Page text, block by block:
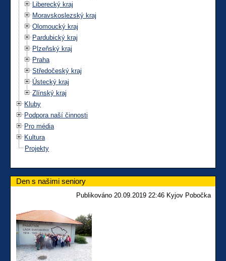
Liberecký kraj
Moravskoslezský kraj
Olomoucký kraj
Pardubický kraj
Plzeňský kraj
Praha
Středočeský kraj
Ústecký kraj
Zlínský kraj
Kluby
Podpora naší činnosti
Pro média
Kultura
Projekty
Den s našimi seniory
Publikováno 20.09.2019 22:46 Kyjov Pobočka